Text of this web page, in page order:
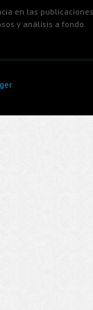
en las
y análisis a fondo.